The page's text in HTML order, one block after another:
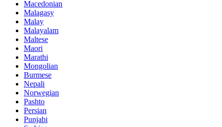
Macedonian
Malagasy
Malay
Malayalam
Maltese
Maori
Marathi
Mongolian
Burmese
Nepali
Norwegian
Pashto
Persian
Punjabi